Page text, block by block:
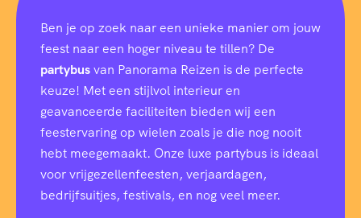
Ben je op zoek naar een unieke manier om jouw
feest naar een hoger niveau te tillen? De
partybusvan Panorama Reizen is de perfecte
keuze! Met een stijlvol interieur en
geavanceerde faciliteiten bieden wij een
feestervaring op wielen zoals je die nog nooit
hebt meegemaakt. Onze luxe partybus is ideaal
voor vrijgezellenfeesten, verjaardagen,
bedrijfsuitjes, festivals, en nog veel meer.